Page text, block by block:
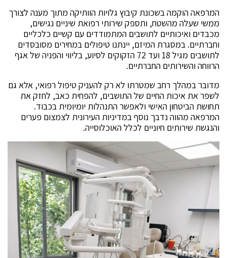
המרפאה הוקמה בשכונת קיבוץ גלויות הוותיקה מתוך מענה לצורך
ממשי שעלה מהשטח, ותספק שירותי רפואת שיניים נגישים,
מכבדים ואיכותיים לתושבים המתמודדים עם קשיים כלכליים
וחברתיים. במסגרת המיזם, יינתנו טיפולים במחירים מסובסדים
לתושבים מגיל 18 ועד 72 הזקוקים לסיוע, בליווי והפניה של אגף
הרווחה והשירותים החברתיים.
מדובר במהלך רחב שמטרתו לא רק להעניק טיפול רפואי, אלא גם
לשפר את איכות החיים של התושבים, להפחית כאב, לחזק את
תחושת הביטחון האישי ולאפשר התנהלות יומיומית בכבוד.
המרפאה מהווה נדבך נוסף במדיניות העירונית לצמצום פערים
והנגשת שירותים חיוניים לכלל האוכלוסייה.